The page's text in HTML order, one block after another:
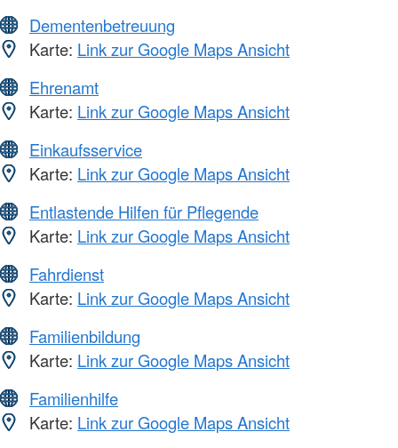
Dementenbetreuung
Karte: Link zur Google Maps Ansicht
Ehrenamt
Karte: Link zur Google Maps Ansicht
Einkaufsservice
Karte: Link zur Google Maps Ansicht
Entlastende Hilfen für Pflegende
Karte: Link zur Google Maps Ansicht
Fahrdienst
Karte: Link zur Google Maps Ansicht
Familienbildung
Karte: Link zur Google Maps Ansicht
Familienhilfe
Karte: Link zur Google Maps Ansicht